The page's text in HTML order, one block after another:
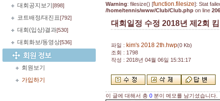
대회공지보기 [898]
코트배정/대진표[792]
대회(입상)결과[530]
대회화보/동영상[536]
회원보기
가입하기
Warning: filesize() [function.filesize]: Stat
/home/tennis/www/Club/Club.php on line 206
대회일정 수정 2018년 제2회
파일 : kim's 2018 2th.hwp(0 Kb)
조회 : 1798
작성 : 2018년 04월 06일 15:31:17
이 글에 대해서 총 0 분이 메모를 남기셨습니다.